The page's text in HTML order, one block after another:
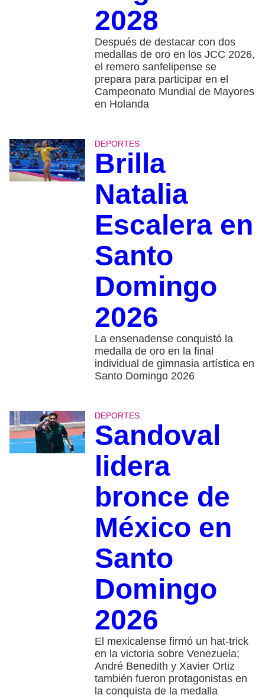
2028
Después de destacar con dos
medallas de oro en los JCC 2026,
el remero sanfelipense se
prepara para participar en el
Campeonato Mundial de Mayores
en Holanda
DEPORTES
Brilla
Natalia
Escalera en
Santo
Domingo
2026
La ensenadense conquistó la
medalla de oro en la final
individual de gimnasia artística en
Santo Domingo 2026
DEPORTES
Sandoval
lidera
bronce de
México en
Santo
Domingo
2026
El mexicalense firmó un hat-trick
en la victoria sobre Venezuela;
André Benedith y Xavier Ortiz
también fueron protagonistas en
la conquista de la medalla